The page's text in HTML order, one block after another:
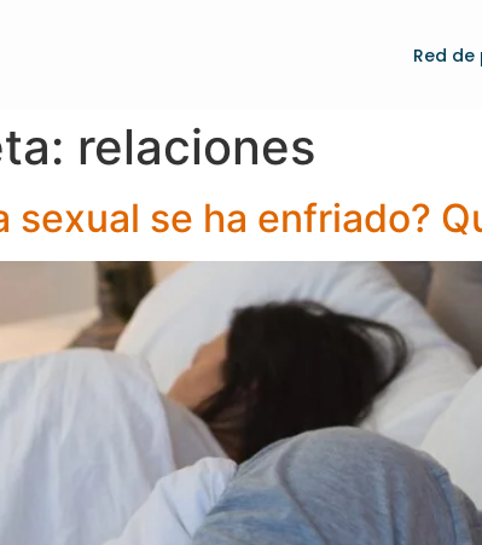
Red
relaciones
sexual se ha enfriado?